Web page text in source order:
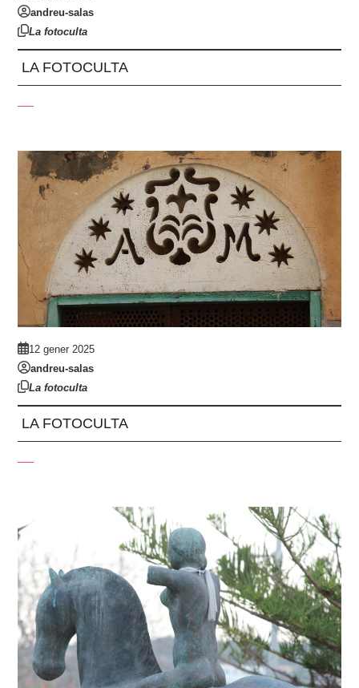
andreu-salas
La fotoculta
LA FOTOCULTA
12 gener 2025
andreu-salas
La fotoculta
LA FOTOCULTA